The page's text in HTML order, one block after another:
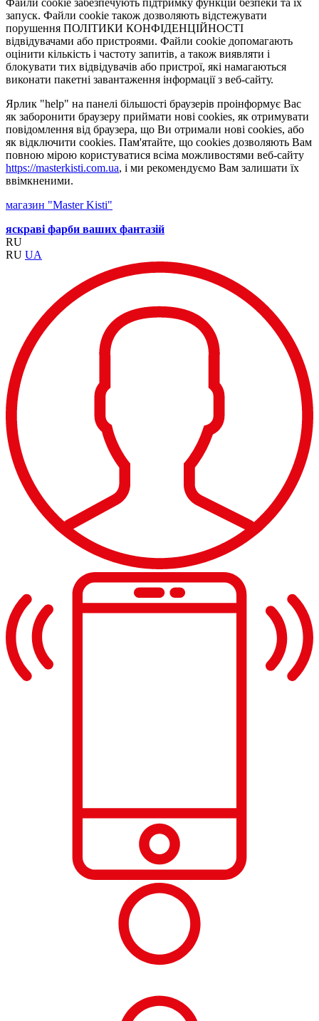
Файли cookie забезпечують підтримку функцій безпеки та їх
запуск. Файли cookie також дозволяють відстежувати
порушення ПОЛІТИКИ КОНФІДЕНЦІЙНОСТІ
відвідувачами або пристроями. Файли cookie допомагають
оцінити кількість і частоту запитів, а також виявляти і
блокувати тих відвідувачів або пристрої, які намагаються
виконати пакетні завантаження інформації з веб-сайту.
Ярлик "help" на панелі більшості браузерів проінформує Вас
як заборонити браузеру приймати нові cookies, як отримувати
повідомлення від браузера, що Ви отримали нові cookies, або
як відключити cookies. Пам'ятайте, що cookies дозволяють Вам
повною мірою користуватися всіма можливостями веб-сайту
https://masterkisti.com.ua, і ми рекомендуємо Вам залишати їх
ввімкненими.
магазин "Master Kisti"
яскраві фарби ваших фантазій
RU
RU UA